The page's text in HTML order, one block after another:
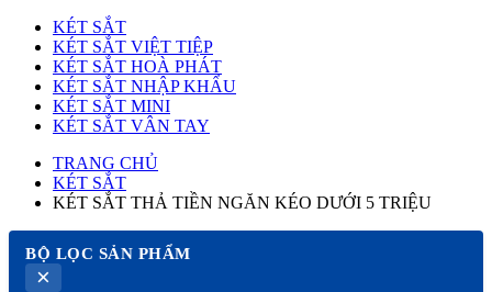
KÉT SẮT
KÉT SẮT VIỆT TIỆP
KÉT SẮT HOÀ PHÁT
KÉT SẮT NHẬP KHẨU
KÉT SẮT MINI
KÉT SẮT VÂN TAY
TRANG CHỦ
KÉT SẮT
KÉT SẮT THẢ TIỀN NGĂN KÉO DƯỚI 5 TRIỆU
BỘ LỌC SẢN PHẨM
×